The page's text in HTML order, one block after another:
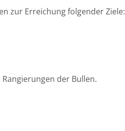
zur Erreichung folgender Ziele:
der Bullen.